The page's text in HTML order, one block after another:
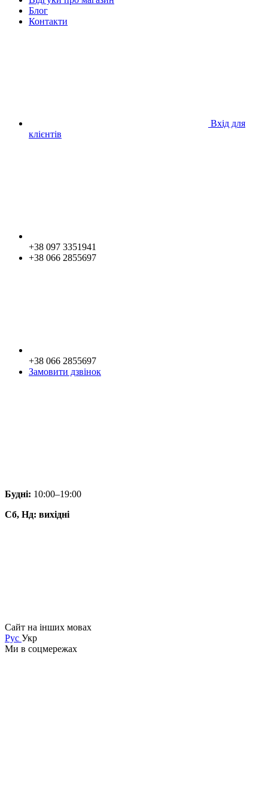
Блог
Контакти
Вхід для
клієнтів
+38 097 3351941
+38 066 2855697
+38 066 2855697
Замовити дзвінок
Будні: 10:00–19:00
Сб, Нд: вихідні
Сайт на інших мовах
Рус Укр
Ми в соцмережах